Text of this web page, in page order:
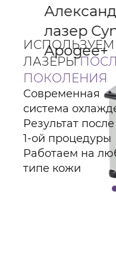
лазер
Apogee+
ЛАЗЕРЫ
ПОКОЛЕНИЯ
Современная
система
Результат после
1-ой процедуры
Работаем на
типе кожи